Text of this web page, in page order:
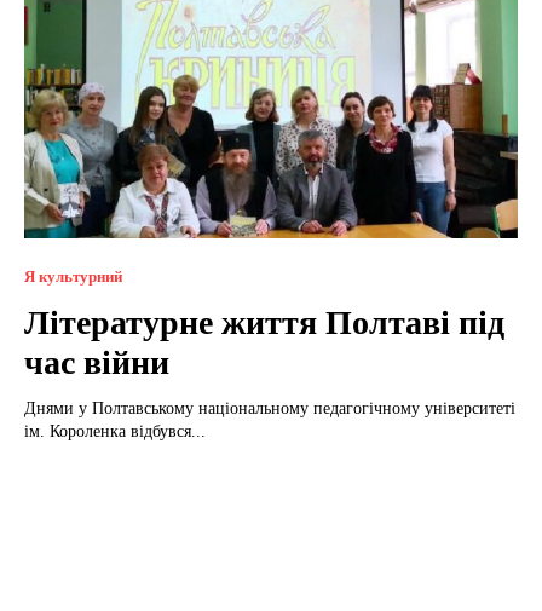
Я культурний
Літературне життя Полтаві під
час війни
Днями у Полтавському національному педагогічному університеті
ім. Короленка відбувся...